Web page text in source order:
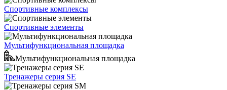
Спортивные комплексы
Спортивные элементы
Мультифункциональная площадка
Мультифункциональная площадка
Тренажеры серия SE